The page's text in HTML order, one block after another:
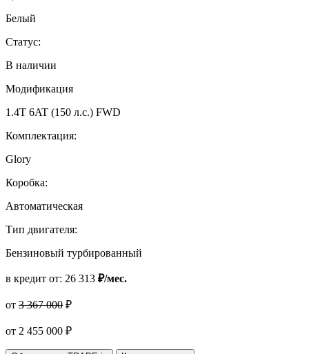
Белый
Статус:
В наличии
Модификация
1.4T 6AT (150 л.с.) FWD
Комплектация:
Glory
Коробка:
Автоматическая
Тип двигателя:
Бензиновый турбированный
в кредит от: 26 313 ₽/мес.
от 3 367 000 ₽
от 2 455 000 ₽